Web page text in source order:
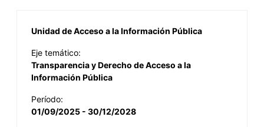
Unidad de Acceso a la Información Pública
Eje temático:
Transparencia y Derecho de Acceso a la
Información Pública
Período:
01/09/2025 - 30/12/2028